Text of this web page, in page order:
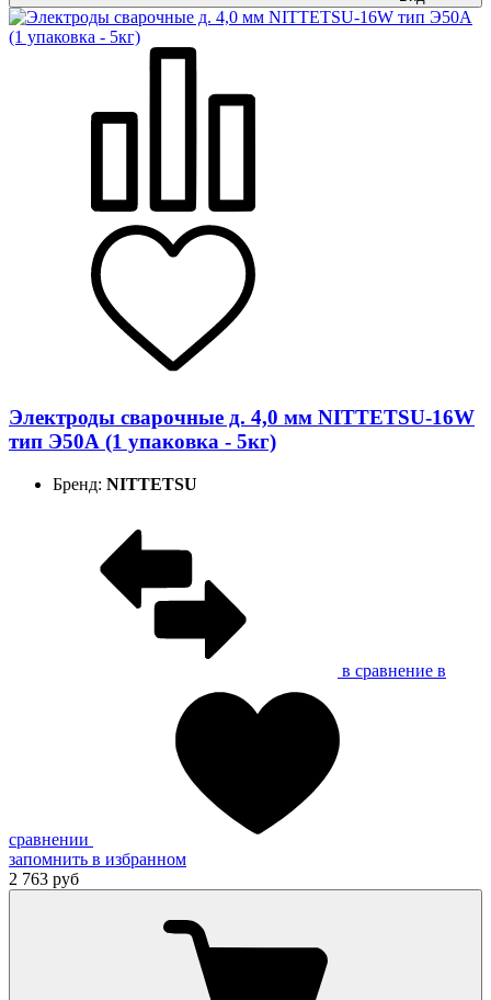
Электроды сварочные д. 4,0 мм NITTETSU-16W
тип Э50А (1 упаковка - 5кг)
Бренд: NITTETSU
в сравнение в
сравнении
запомнить в избранном
2 763 руб